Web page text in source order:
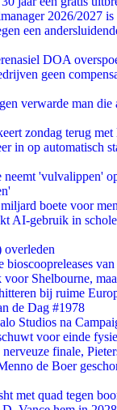
2026/2027 is
een
DOA
geen
verwarde man die
zondag terug
in op automatisch
'vulvalippen'
boete voor
AI-gebruik in
overleden
bioscoopreleases
Shelbourne,
bij ruime
de Dag #1978
Studios na
voor einde
finale,
de Boer
met quad tegen